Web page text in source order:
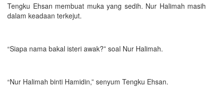
Tengku Ehsan membuat muka yang sedih. Nur Halimah masih
dalam keadaan terkejut.
“Siapa nama bakal isteri awak?” soal Nur Halimah.
“Nur Halimah binti Hamidin,” senyum Tengku Ehsan.